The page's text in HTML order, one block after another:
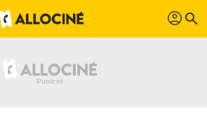
profil search